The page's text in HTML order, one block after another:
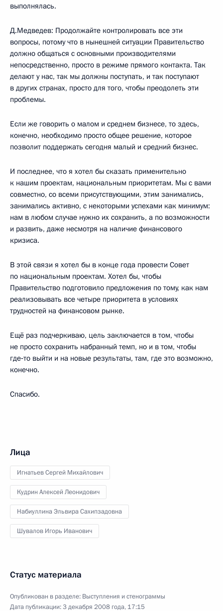
выполнялась.
Д.Медведев: Продолжайте контролировать все эти
вопросы, потому что в нынешней ситуации Правительство
должно общаться с основными производителями
непосредственно, просто в режиме прямого контакта. Так
делают у нас, так мы должны поступать, и так поступают
в других странах, просто для того, чтобы преодолеть эти
проблемы.
Если же говорить о малом и среднем бизнесе, то здесь,
конечно, необходимо просто общее решение, которое
позволит поддержать сегодня малый и средний бизнес.
И последнее, что я хотел бы сказать применительно
к нашим проектам, национальным приоритетам. Мы с вами
совместно, со всеми присутствующими, этим занимались,
занимались активно, с некоторыми успехами как минимум:
нам в любом случае нужно их сохранить, а по возможности
и развить, даже несмотря на наличие финансового
кризиса.
В этой связи я хотел бы в конце года провести Совет
по национальным проектам. Хотел бы, чтобы
Правительство подготовило предложения по тому, как нам
реализовывать все четыре приоритета в условиях
трудностей на финансовом рынке.
Ещё раз подчеркиваю, цель заключается в том, чтобы
не просто сохранить набранный темп, но и в том, чтобы
где‑то выйти и на новые результаты, там, где это возможно,
конечно.
Спасибо.
Лица
Игнатьев Сергей Михайлович
Кудрин Алексей Леонидович
Набиуллина Эльвира Сахипзадовна
Шувалов Игорь Иванович
Статус материала
Опубликован в разделе: Выступления и стенограммы
Дата публикации:3 декабря 2008 года, 17:15